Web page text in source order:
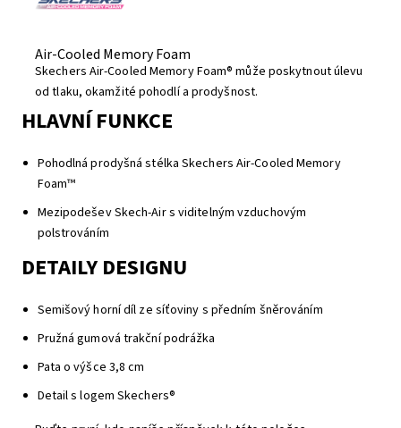
Air-Cooled Memory Foam
Skechers Air-Cooled Memory Foam® může poskytnout úlevu
od tlaku, okamžité pohodlí a prodyšnost.
HLAVNÍ FUNKCE
Pohodlná prodyšná stélka Skechers Air-Cooled Memory
Foam™
Mezipodešev Skech-Air s viditelným vzduchovým
polstrováním
DETAILY DESIGNU
Semišový horní díl ze síťoviny s předním šněrováním
Pružná gumová trakční podrážka
Pata o výšce 3,8 cm
Detail s logem Skechers®